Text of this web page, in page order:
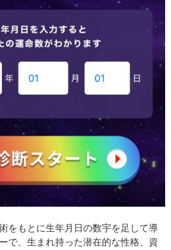
をもとに生年月日の数宇を足して導
で、生まれ持った潜在的な性格、資